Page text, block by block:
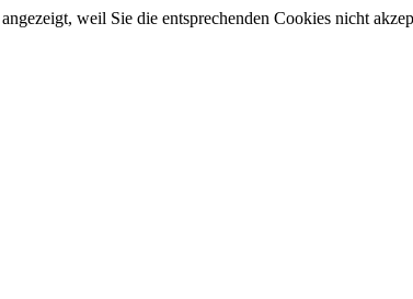
weil Sie die entsprechenden Cookies nicht